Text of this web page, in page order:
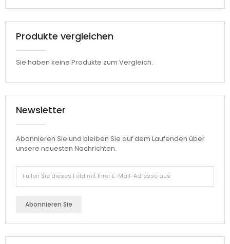
Produkte vergleichen
Sie haben keine Produkte zum Vergleich.
Newsletter
Abonnieren Sie und bleiben Sie auf dem Laufenden über
unsere neuesten Nachrichten.
Abonnieren Sie